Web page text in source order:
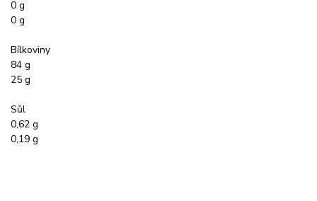
0 g
0 g
Bílkoviny
84 g
25 g
Sůl
0,62 g
0,19 g